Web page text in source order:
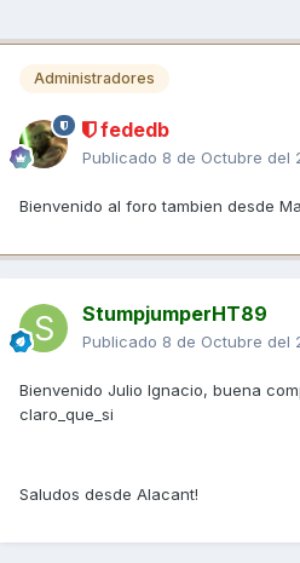
Administradores
fededb
Publicado 8 de Octubre del
Bienvenido al foro tambien desde
StumpjumperHT89
Publicado 8 de Octubre del
Bienvenido Julio Ignacio, buena
claro_que_si
Saludos desde Alacant!